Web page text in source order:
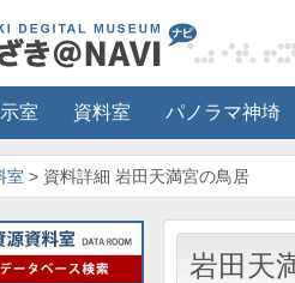
室 資料室 パノラマ神埼
室 > 資料詳細 岩田天満宮の鳥居
岩田天